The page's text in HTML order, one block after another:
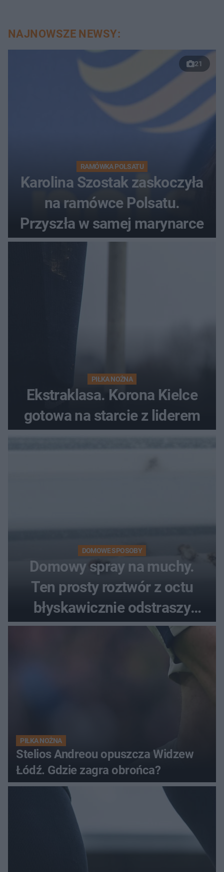
NAJNOWSZE NEWSY:
21
RAMÓWKA POLSATU
Karolina Szostak zaskoczyła
na ramówce Polsatu.
Przyszła w samej marynarce
PIŁKA NOŻNA
Ekstraklasa. Korona Kielce
gotowa na starcie z liderem
DOMOWE SPOSOBY
Domowy spray na muchy.
Ten prosty roztwór z octu
błyskawicznie odstraszy
uciążliwe owady
PIŁKA NOŻNA
Stelios Andreou opuszcza Widzew
Łódź. Gdzie zagra obrońca?